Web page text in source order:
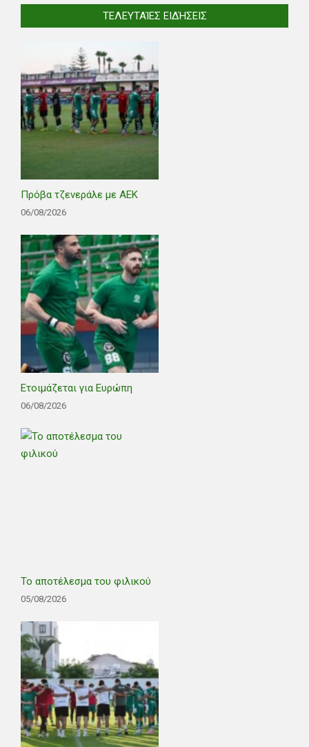
ΤΕΛΕΥΤΑΊΕΣ ΕΙΔΉΣΕΙΣ
Πρόβα τζενεράλε με ΑΕΚ
06/08/2026
Ετοιμάζεται για Ευρώπη
06/08/2026
Το αποτέλεσμα του φιλικού
05/08/2026